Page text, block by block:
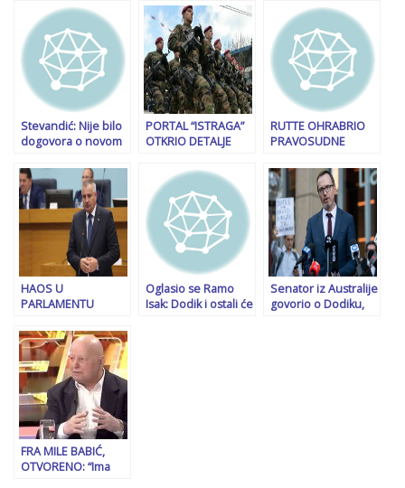
većina otvorili su
put sukobima. Šta
hoćete, da puca
brat na brata?
sa djevojčicom u
Travniku, došli oni…
oficirima OSBiH:
Stvara bosanski
Hamas…
Stevandić: Nije bilo
dogovora o novom
je koliko iz FBiH
prave lažnu
atmosferu, vrše se
sastanci po
Sarajevu
PORTAL “ISTRAGA”
OTKRIO DETALJE
RUŠENJA SIPA-e:
“Šef je rekao da
napustite zgradu za
pola sata.
Žandarmerija je u
Bijeloj zgradi…!”
RUTTE OHRABRIO
PRAVOSUDNE
“Presuda Dodiku je
realnost. Na BiH je
da ovo riješi!”
HAOS U
PARLAMENTU
Pogledajte kako je
Radovan Višković
priznao da je u
kriminalu…
Oglasio se Ramo
Isak: Dodik i ostali će
Senator iz Australije
govorio o Dodiku,
FRA MILE BABIĆ,
OTVORENO: “Ima